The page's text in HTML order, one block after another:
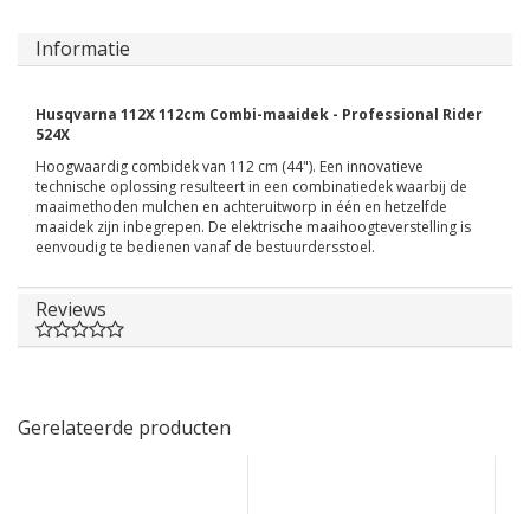
Informatie
Husqvarna 112X 112cm Combi-maaidek - Professional Rider
524X
Hoogwaardig combidek van 112 cm (44"). Een innovatieve
technische oplossing resulteert in een combinatiedek waarbij de
maaimethoden mulchen en achteruitworp in één en hetzelfde
maaidek zijn inbegrepen. De elektrische maaihoogteverstelling is
eenvoudig te bedienen vanaf de bestuurdersstoel.
Reviews
Gerelateerde producten